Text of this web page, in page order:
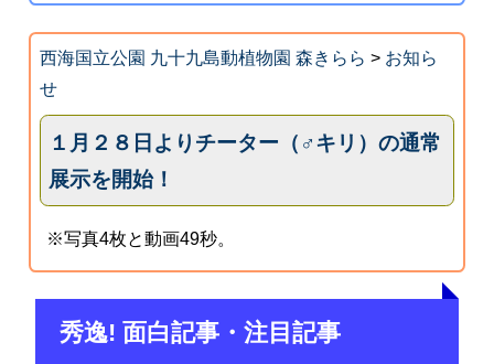
西海国立公園 九十九島動植物園 森きらら > お知ら
せ
１月２８日よりチーター（♂キリ）の通常
展示を開始！
※写真4枚と動画49秒。
秀逸! 面白記事・注目記事